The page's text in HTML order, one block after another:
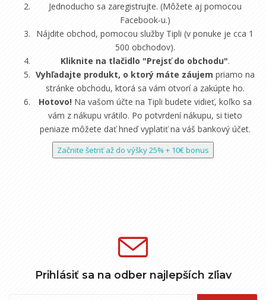
Jednoducho sa zaregistrujte. (Môžete aj pomocou
Facebook-u.)
Nájdite obchod, pomocou služby Tipli (v ponuke je cca 1
500 obchodov).
Kliknite na tlačidlo "Prejsť do obchodu".
Vyhľadajte produkt, o ktorý máte záujem priamo na
stránke obchodu, ktorá sa vám otvorí a zakúpte ho.
Hotovo! Na vašom účte na Tipli budete vidieť, koľko sa
vám z nákupu vrátilo. Po potvrdení nákupu, si tieto
peniaze môžete dať hneď vyplatiť na váš bankový účet.
Začnite šetriť až do výšky 25% + 10€ bonus
Prihlásiť sa na odber najlepších zľiav